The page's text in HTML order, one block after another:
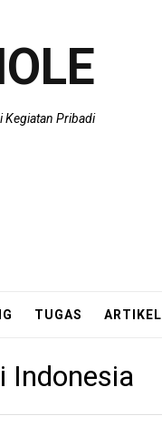
Kegiatan Pribadi
TUGAS ARTIKEL
Indonesia